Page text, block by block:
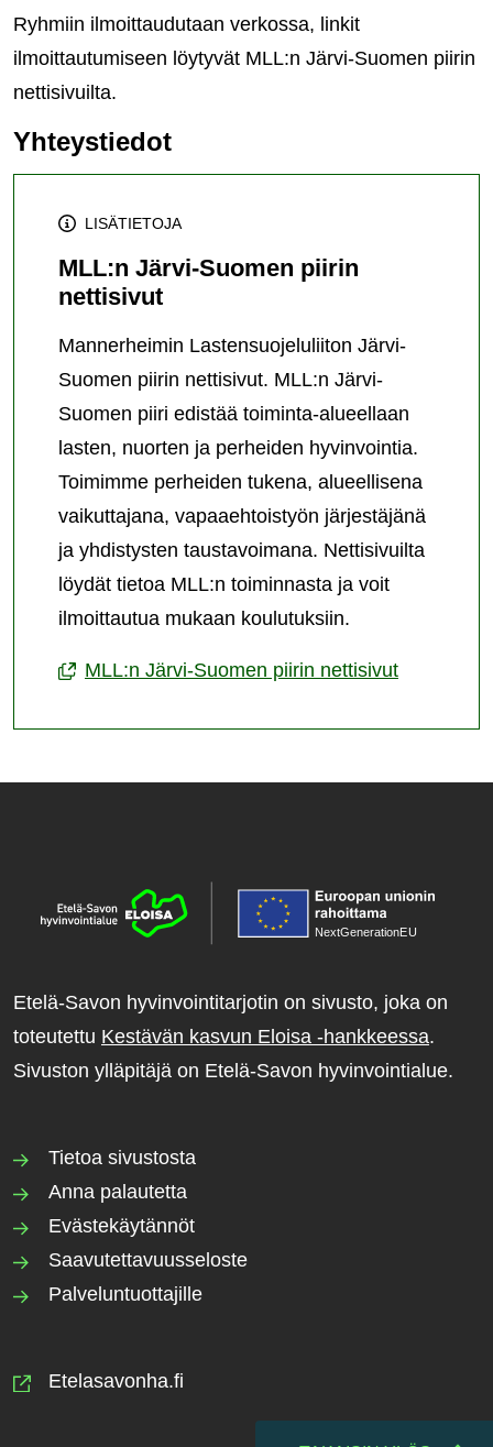
Ryhmiin ilmoittaudutaan verkossa, linkit
ilmoittautumiseen löytyvät MLL:n Järvi-Suomen piirin
nettisivuilta.
Yhteystiedot
LISÄTIETOJA
MLL:n Järvi-Suomen piirin
nettisivut
Mannerheimin Lastensuojeluliiton Järvi-
Suomen piirin nettisivut. MLL:n Järvi-
Suomen piiri edistää toiminta-alueellaan
lasten, nuorten ja perheiden hyvinvointia.
Toimimme perheiden tukena, alueellisena
vaikuttajana, vapaaehtoistyön järjestäjänä
ja yhdistysten taustavoimana. Nettisivuilta
löydät tietoa MLL:n toiminnasta ja voit
ilmoittautua mukaan koulutuksiin.
MLL:n Järvi-Suomen piirin nettisivut
NextGenerationEU
Etelä-Savon hyvinvointitarjotin on sivusto, joka on
toteutettu Kestävän kasvun Eloisa -hankkeessa.
Sivuston ylläpitäjä on Etelä-Savon hyvinvointialue.
Tietoa sivustosta
Anna palautetta
Evästekäytännöt
Saavutettavuusseloste
Palveluntuottajille
Etelasavonha.fi